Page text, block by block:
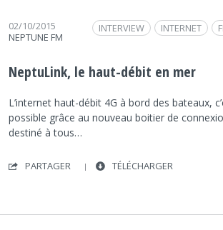
02/10/2015
NEPTUNE FM
INTERNET
INTERVIEW
NeptuLink, le haut-débit en mer
L’internet haut-débit 4G à bord des bateaux,
possible grâce au nouveau boitier de
destiné à tous…
PARTAGER TÉLÉCHARGER